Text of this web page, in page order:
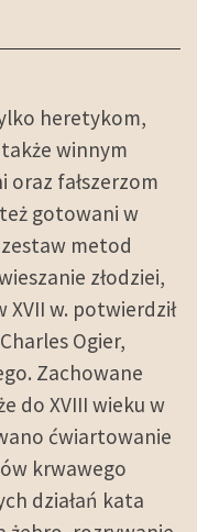
heretykom,
winnym
oraz fałszerzom
gotowani w
metod
złodziei,
XVII w. potwierdził
Ogier,
Zachowane
do XVIII wieku w
ćwiartowanie
krwawego
działań kata